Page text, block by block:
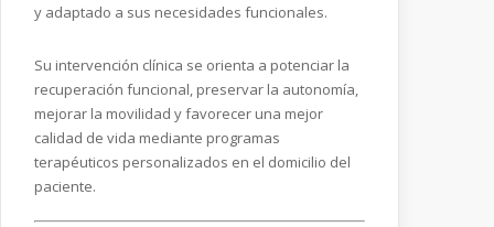
y adaptado a sus necesidades funcionales.
Su intervención clínica se orienta a potenciar la
recuperación funcional, preservar la autonomía,
mejorar la movilidad y favorecer una mejor
calidad de vida mediante programas
terapéuticos personalizados en el domicilio del
paciente.